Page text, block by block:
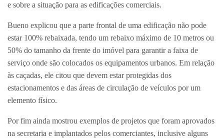
e sobre a situação para as edificações comerciais.
Bueno explicou que a parte frontal de uma edificação não pode
estar 100% rebaixada, tendo um rebaixo máximo de 10 metros ou
50% do tamanho da frente do imóvel para garantir a faixa de
serviço onde são colocados os equipamentos urbanos. Em relação
às caçadas, ele citou que devem estar protegidas dos
estacionamentos e das áreas de circulação de veículos por um
elemento físico.
Por fim ainda mostrou exemplos de projetos que foram aprovados
na secretaria e implantados pelos comerciantes, inclusive alguns